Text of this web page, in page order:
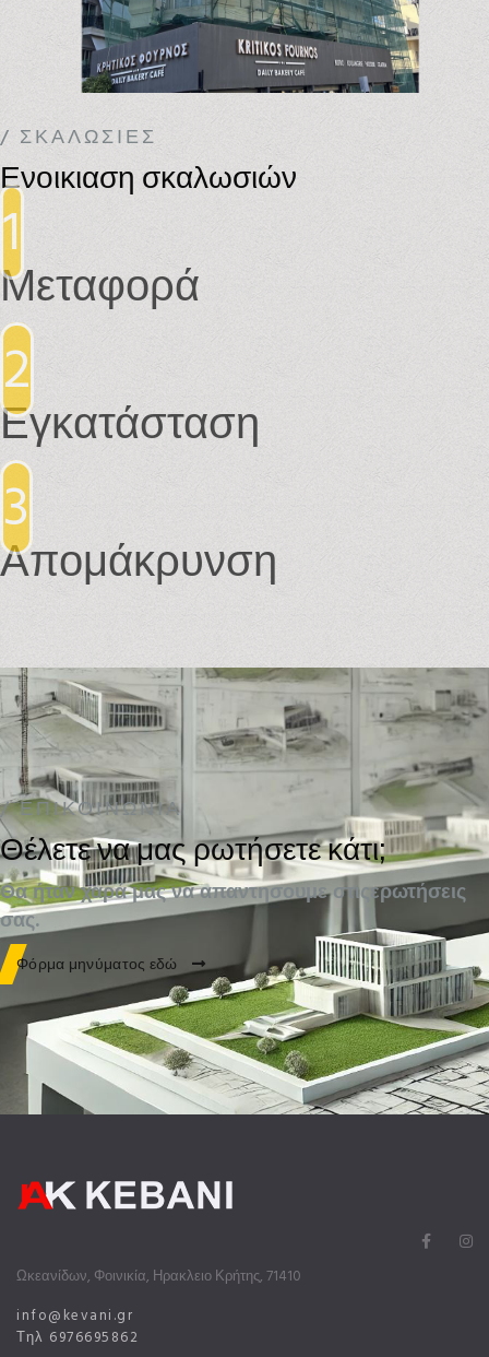
/ ΣΚΑΛΩΣΙΈΣ
Ενοικιαση σκαλωσιών
1
Μεταφορά
2
Εγκατάσταση
3
Απομάκρυνση
/ ΕΠΙΚΟΙΝΩΝΊΑ
Θέλετε να μας ρωτήσετε κάτι;
Θα ήταν χαρά μας να απαντησουμε στιςερωτήσεις
σας.
Φόρμα μηνύματος εδώ
Ωκεανίδων, Φοινικία, Ηρακλειο Κρήτης, 71410
info@kevani.gr
Τηλ 6976695862